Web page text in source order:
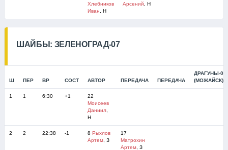
Хлебников
Иван , Н
Арсений , Н
ШАЙБЫ: ЗЕЛЕНОГРАД-07
Ш ПЕР ВР СОСТ АВТОР ПЕРЕДАЧА ПЕРЕДАЧА
ДРАГУНЫ-07
(МОЖАЙСК)
1 1 6:30 +1
22
Моисеев
Даниил,
Н
2 2 22:38 -1 8 Рыхлов
Артем, З
17
Матрохин
Артем, З